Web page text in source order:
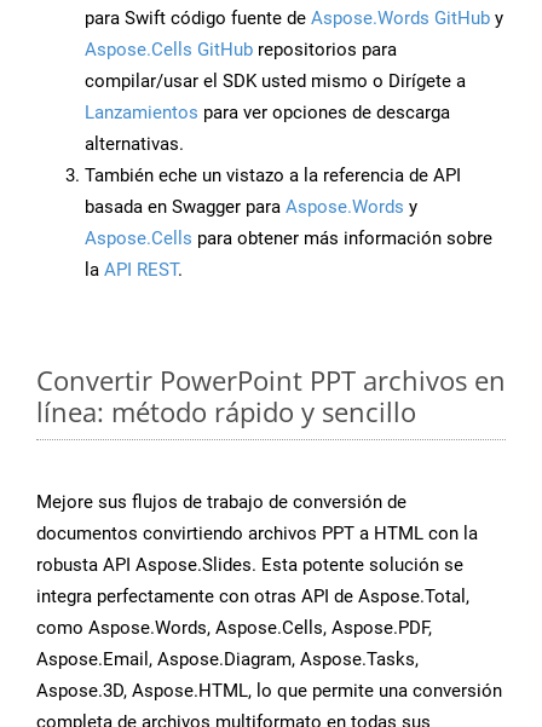
para Swift código fuente de Aspose.Words GitHub y
Aspose.Cells GitHub repositorios para
compilar/usar el SDK usted mismo o Dirígete a
Lanzamientos para ver opciones de descarga
alternativas.
También eche un vistazo a la referencia de API
basada en Swagger para Aspose.Words y
Aspose.Cells para obtener más información sobre
la API REST.
Convertir PowerPoint PPT archivos en
línea: método rápido y sencillo
Mejore sus flujos de trabajo de conversión de
documentos convirtiendo archivos PPT a HTML con la
robusta API Aspose.Slides. Esta potente solución se
integra perfectamente con otras API de Aspose.Total,
como Aspose.Words, Aspose.Cells, Aspose.PDF,
Aspose.Email, Aspose.Diagram, Aspose.Tasks,
Aspose.3D, Aspose.HTML, lo que permite una conversión
completa de archivos multiformato en todas sus